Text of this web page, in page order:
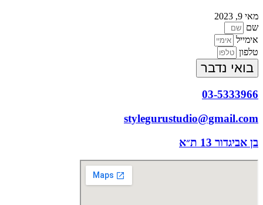
מאי 9, 2023
שם
אימייל
טלפון
בואי נדבר
03-5333966
stylegurustudio@gmail.com
בן אביגדור 13 ת״א